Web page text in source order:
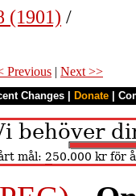
(1901) /
Previous | Next >>
Changes Donate